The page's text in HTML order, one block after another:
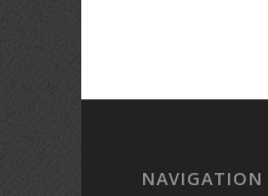
NAVIGATION